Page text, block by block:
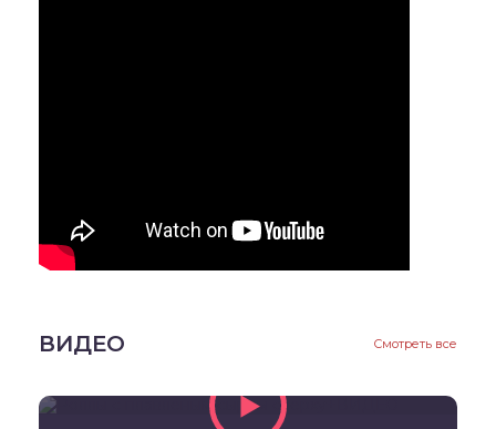
ВИДЕО Смотреть все